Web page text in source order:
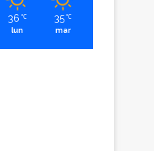
36 ℃
lun
35 ℃
mar